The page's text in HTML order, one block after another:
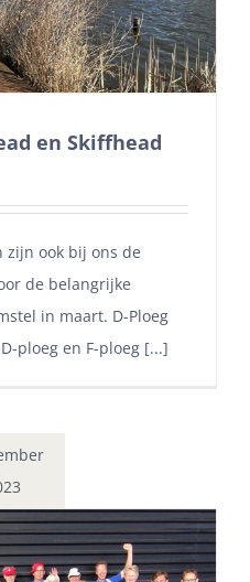
en Skiffhead
ook bij ons de
de belangrijke
in maart. D-Ploeg
ploeg en F-ploeg [...]